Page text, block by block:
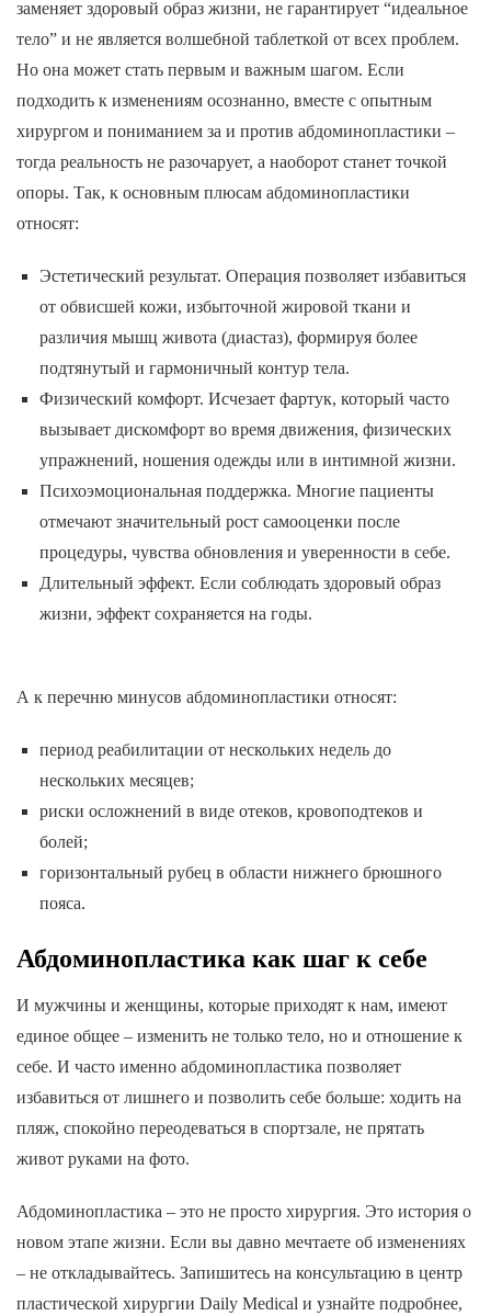
заменяет здоровый образ жизни, не гарантирует “идеальное
тело” и не является волшебной таблеткой от всех проблем.
Но она может стать первым и важным шагом. Если
подходить к изменениям осознанно, вместе с опытным
хирургом и пониманием за и против абдоминопластики –
тогда реальность не разочарует, а наоборот станет точкой
опоры. Так, к основным плюсам абдоминопластики
относят:
Эстетический результат. Операция позволяет избавиться
от обвисшей кожи, избыточной жировой ткани и
различия мышц живота (диастаз), формируя более
подтянутый и гармоничный контур тела.
Физический комфорт. Исчезает фартук, который часто
вызывает дискомфорт во время движения, физических
упражнений, ношения одежды или в интимной жизни.
Психоэмоциональная поддержка. Многие пациенты
отмечают значительный рост самооценки после
процедуры, чувства обновления и уверенности в себе.
Длительный эффект. Если соблюдать здоровый образ
жизни, эффект сохраняется на годы.
А к перечню минусов абдоминопластики относят:
период реабилитации от нескольких недель до
нескольких месяцев;
риски осложнений в виде отеков, кровоподтеков и
болей;
горизонтальный рубец в области нижнего брюшного
пояса.
Абдоминопластика как шаг к себе
И мужчины и женщины, которые приходят к нам, имеют
единое общее – изменить не только тело, но и отношение к
себе. И часто именно абдоминопластика позволяет
избавиться от лишнего и позволить себе больше: ходить на
пляж, спокойно переодеваться в спортзале, не прятать
живот руками на фото.
Абдоминопластика – это не просто хирургия. Это история о
новом этапе жизни. Если вы давно мечтаете об изменениях
– не откладывайтесь. Запишитесь на консультацию в центр
пластической хирургии Daily Medical и узнайте подробнее,